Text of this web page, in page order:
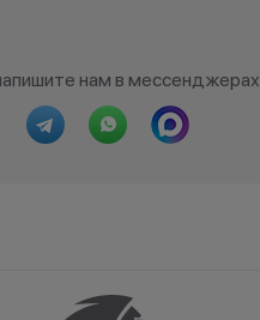
нам в мессенджерах